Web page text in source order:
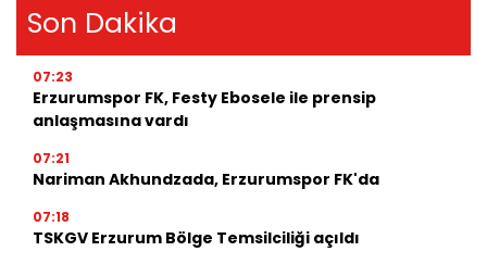
Son Dakika
07:23
Erzurumspor FK, Festy Ebosele ile prensip
anlaşmasına vardı
07:21
Nariman Akhundzada, Erzurumspor FK'da
07:18
TSKGV Erzurum Bölge Temsilciliği açıldı